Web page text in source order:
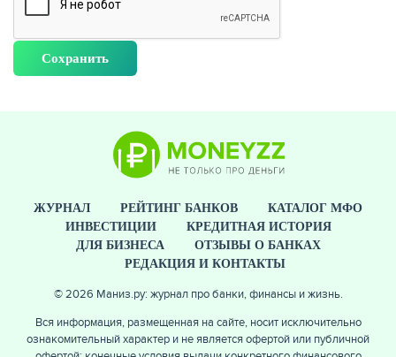
ЖУРНАЛ РЕЙТИНГ БАНКОВ
КАТАЛОГ МФО
ИНВЕСТИЦИИ
КРЕДИТНАЯ ИСТОРИЯ
ДЛЯ БИЗНЕСА
ОТЗЫВЫ О БАНКАХ
РЕДАКЦИЯ И КОНТАКТЫ
© 2026 Маниз.ру: журнал про банки, финансы и жизнь.
Вся информация, размещенная на сайте, носит исключительно
ознакомительный характер и не является офертой или публичной